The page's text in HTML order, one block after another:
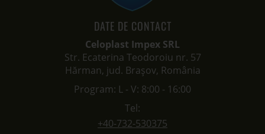
DATE DE CONTACT
Celoplast Impex SRL
Str. Ecaterina Teodoroiu nr. 57
Hărman, jud. Brașov, România
Program: L - V: 8:00 - 16:00
Tel:
+40-732-530375